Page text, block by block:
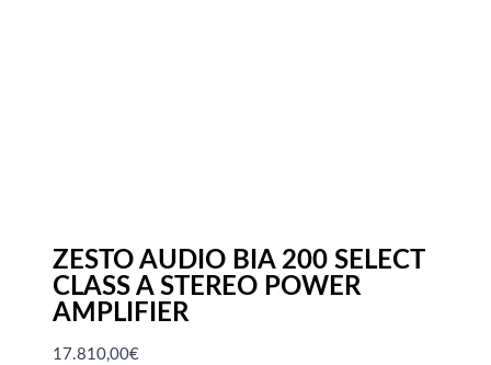
ZESTO AUDIO BIA 200 SELECT
CLASS A STEREO POWER
AMPLIFIER
17.810,00€